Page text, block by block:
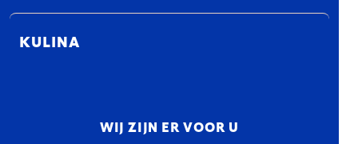
KULINA
WIJ ZIJN ER VOOR U